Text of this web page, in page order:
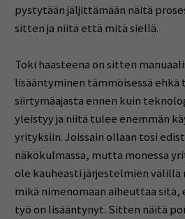
pystytään jäljittämään näitä
sitten ja niitä että mitä siellä.
Toki haasteena on sitten
lisääntyminen tämmöisessä
siirtymäajasta ennen kuin
yleistyy ja niitä tulee enemmän
yrityksiin. Joissain ollaan tosi
näkökulmassa, mutta monessa
ole kauheasti järjestelmien
mikä nimenomaan aiheuttaa sitä,
työ on lisääntynyt. Sitten näitä